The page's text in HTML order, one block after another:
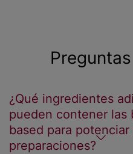
¿Qué ingredientes
pueden contener las
based para potenciar
preparaciones?